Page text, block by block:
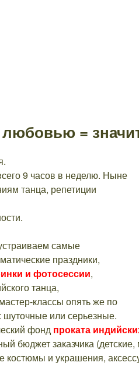
=
9 часов в неделю. Ныне
танца, репетиции
самые
праздники,
и фотосессии,
танца,
классы опять же по
шуточные или серьезные.
фонд проката
бюджет заказчика (детские,
костюмы и украшения,